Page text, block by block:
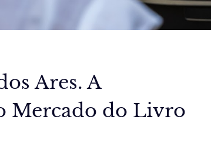
Ares. A
Mercado do Livro